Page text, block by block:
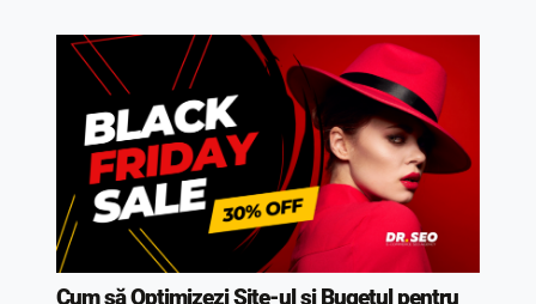
Cum să Optimizezi Site-ul și Bugetul pentru